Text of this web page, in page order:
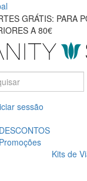
GRÁTIS: PARA
A 80€
sessão
DESCONTOS
Promoções
Kits de